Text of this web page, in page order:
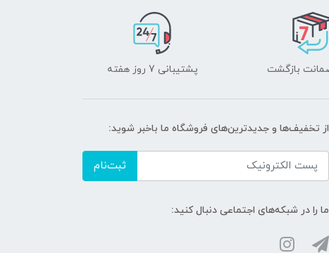
پشتیبانی 7 روز هفته
از تخفیف‌ها و جدیدترین‌های فروشگاه ما باخبر شوید:
ثبت‌نام
ما را در شبکه‌های اجتماعی دنبال کنید: